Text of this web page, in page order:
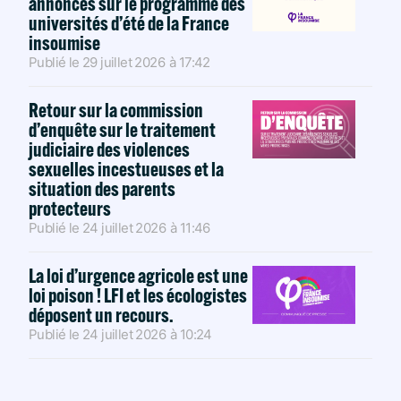
universités d’été de la France
insoumise
Publié le 29 juillet 2026 à 17:42
Retour sur la commission
d’enquête sur le traitement
judiciaire des violences
sexuelles incestueuses et la
situation des parents
protecteurs
Publié le 24 juillet 2026 à 11:46
La loi d’urgence agricole est une
loi poison ! LFI et les écologistes
déposent un recours.
Publié le 24 juillet 2026 à 10:24